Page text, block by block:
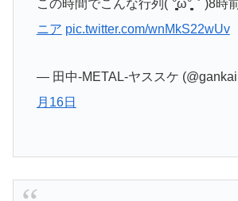
この時間でこんな行列(´°̥̥̥̥̥̥̥̥ω°̥̥̥̥̥̥̥̥｀)8時
ニア pic.twitter.com/wnMkS22wUv
— 田中-METAL-ヤススケ
月16日